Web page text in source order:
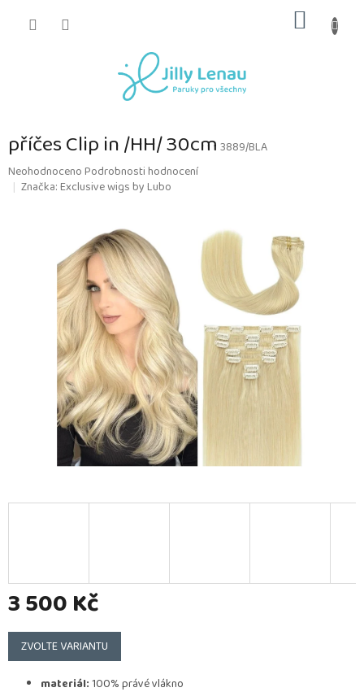
KOŠÍK
příčes Clip in /HH/ 30cm 3889/BLA
Průměrné
hodnocení
NeohodnocenoPodrobnosti hodnocení
Značka:Exclusive wigs by Lubo
3 500 Kč
Měrná
cena:
ZVOLTE VARIANTU
materiál:100% právé vlákno